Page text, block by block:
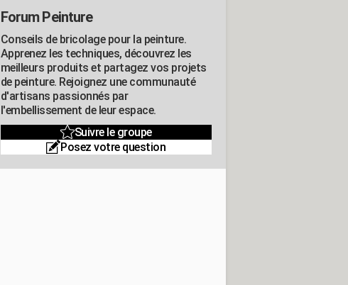
Forum Peinture
Conseils de bricolage pour la peinture.
Apprenez les techniques, découvrez les
meilleurs produits et partagez vos projets
de peinture. Rejoignez une communauté
d'artisans passionnés par
l'embellissement de leur espace.
Suivre le groupe
Posez votre question